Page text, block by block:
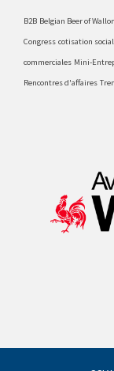
B2B Belgian Beer of
Congress cotisation
commerciales Mini-
Rencontres d'affaires